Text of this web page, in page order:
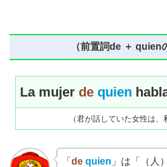
（前置詞de ＋ quien
La mujer de quien
（君が話していた女性は、
「 de quien 」は「（人